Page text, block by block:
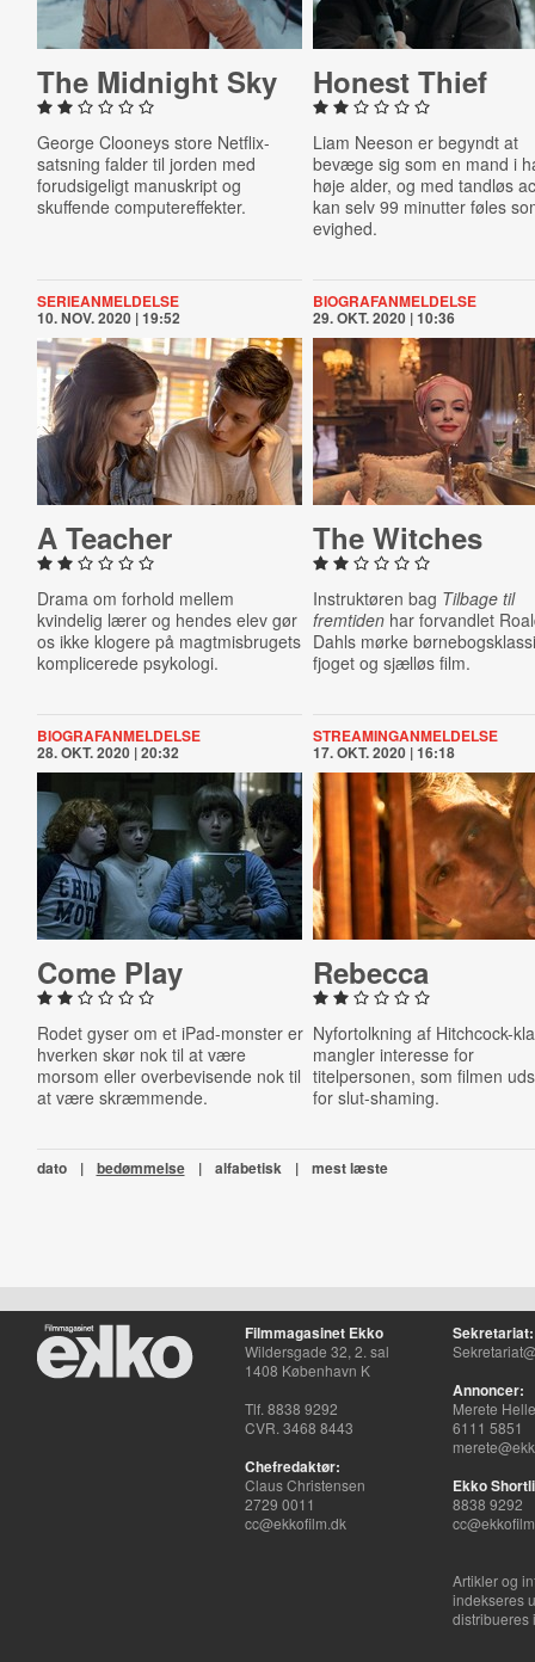
The Midnight Sky
George Clooneys store Netflix-
satsning falder til jorden med
forudsigeligt manuskript og
skuffende computereffekter.
Honest Thief
Liam Neeson er begyndt at
bevæge sig som en mand i
høje alder, og med tandløs
kan selv 99 minutter føles
evighed.
SERIEANMELDELSE
10. NOV. 2020 | 19:52
A Teacher
Drama om forhold mellem
kvindelig lærer og hendes elev gør
os ikke klogere på magtmisbrugets
komplicerede psykologi.
BIOGRAFANMELDELSE
29. OKT. 2020 | 10:36
The Witches
Instruktøren bag Tilbage til
fremtiden har forvandlet
Dahls mørke
fjoget og sjælløs film.
BIOGRAFANMELDELSE
28. OKT. 2020 | 20:32
Come Play
Rodet gyser om et iPad-monster er
hverken skør nok til at være
morsom eller overbevisende nok til
at være skræmmende.
STREAMINGANMELDELSE
17. OKT. 2020 | 16:18
Rebecca
Nyfortolkning af Hitchcock-
mangler interesse for
titelpersonen, som filmen
for slut-shaming.
dato | bedømmelse | alfabetisk | mest læste
Filmmagasinet Ekko
Wildersgade 32, 2. sal
1408 København K
Tlf. 8838 9292
CVR. 3468 8443
Chefredaktør:
Claus Christensen
2729 0011
cc@ekkofilm.dk
Sekretariat:
Annoncer:
Merete
6111 5851
Ekko
8838 9292
Artikler og
indekseres
distribueres